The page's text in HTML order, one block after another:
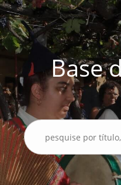
Base